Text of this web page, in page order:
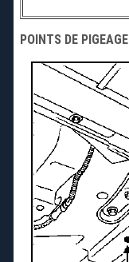
POINTS DE PIGEAGE